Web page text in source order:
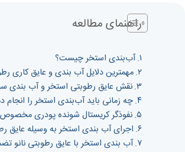
راهنمای مطالعه
آب‌بندی استخر چیست؟
مهمترین دلایل آب بندی و عایق کاری
نقش عایق رطوبتی استخر و آب بندی
چه زمانی باید آب‌بندی استخر را انجام
نفوذگر کریستال شونده پودری
اجرای آب بندی استخر به وسیله عایق
آب بندی استخر با عایق رطوبتی نانو